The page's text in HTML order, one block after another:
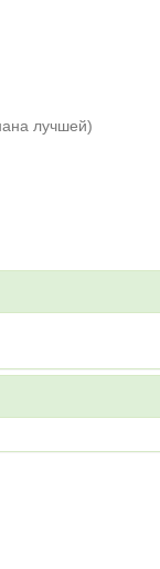
лучшей)